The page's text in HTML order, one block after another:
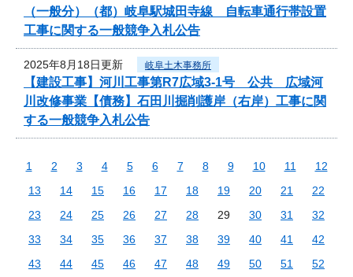
（一般分）（都）岐阜駅城田寺線 自転車通行帯設置
工事に関する一般競争入札公告
2025年8月18日更新 岐阜土木事務所
【建設工事】河川工事第R7広域3-1号 公共 広域河
川改修事業【債務】石田川掘削護岸（右岸）工事に関
する一般競争入札公告
1 2 3 4 5 6 7 8 9 10 11
12
13
14 15 16 17 18 19 20 21
22
23
24 25 26 27 28 29 30 31
32
33
34 35 36 37 38 39 40 41
42
43
44 45 46 47 48 49 50 51
52